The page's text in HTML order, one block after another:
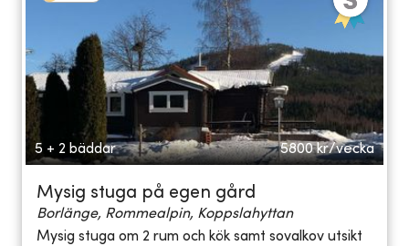
5 + 2 bäddar 5800 kr/vecka
Mysig stuga på egen gård
Borlänge, Rommealpin, Koppslahyttan
Mysig stuga om 2 rum och kök samt sovalkov utsikt